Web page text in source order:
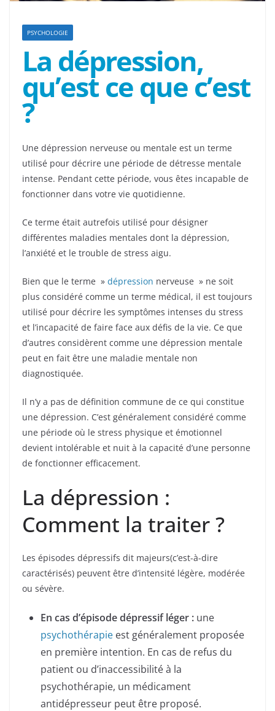
PSYCHOLOGIE
La dépression,
qu’est ce que c’est
?
Une dépression nerveuse ou mentale est un terme
utilisé pour décrire une période de détresse mentale
intense. Pendant cette période, vous êtes incapable de
fonctionner dans votre vie quotidienne.
Ce terme était autrefois utilisé pour désigner
différentes maladies mentales dont la dépression,
l’anxiété et le trouble de stress aigu.
Bien que le terme » dépression nerveuse » ne soit
plus considéré comme un terme médical, il est toujours
utilisé pour décrire les symptômes intenses du stress
et l’incapacité de faire face aux défis de la vie. Ce que
d’autres considèrent comme une dépression mentale
peut en fait être une maladie mentale non
diagnostiquée.
Il n’y a pas de définition commune de ce qui constitue
une dépression. C’est généralement considéré comme
une période où le stress physique et émotionnel
devient intolérable et nuit à la capacité d’une personne
de fonctionner efficacement.
La dépression :
Comment la traiter ?
Les épisodes dépressifs dit majeurs(c’est-à-dire
caractérisés) peuvent être d’intensité légère, modérée
ou sévère.
En cas d’épisode dépressif léger : une
psychothérapie est généralement proposée
en première intention. En cas de refus du
patient ou d’inaccessibilité à la
psychothérapie, un médicament
antidépresseur peut être proposé.